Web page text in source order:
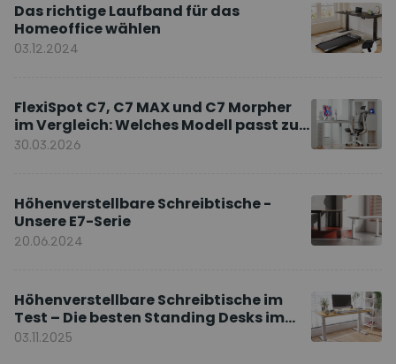
Das richtige Laufband für das
Homeoffice wählen
03.12.2024
FlexiSpot C7, C7 MAX und C7 Morpher
im Vergleich: Welches Modell passt zu
Ihnen?
30.03.2026
Höhenverstellbare Schreibtische -
Unsere E7-Serie
20.06.2024
Höhenverstellbare Schreibtische im
Test – Die besten Standing Desks im
Vergleich
03.11.2025